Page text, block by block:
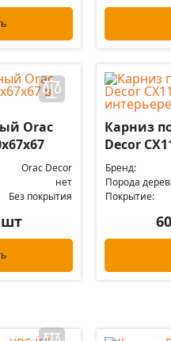
Orac
Orac Decor
нет
Без покрытия
Карниз
Decor
Бренд:
Порода
Покрытие: